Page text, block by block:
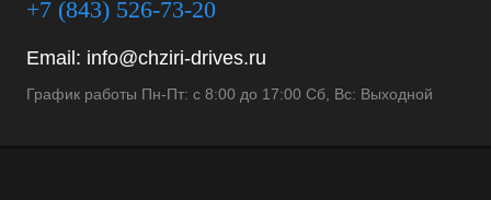
+7 (843) 526-73-20
Email: info@chziri-drives.ru
График работы Пн-Пт: с 8:00 до 17:00 Сб, Вс: Выходной